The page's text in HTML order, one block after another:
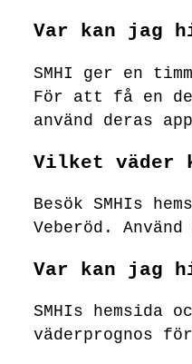
Var kan jag
SMHI ger en
För att få en
använd deras
Vilket väder
Besök SMHIs
Veberöd.
Var kan jag
SMHIs hemsida
väderprognos